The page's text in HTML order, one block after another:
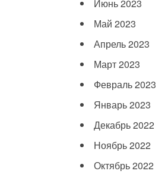
Июнь 2023
Май 2023
Апрель 2023
Март 2023
Февраль 2023
Январь 2023
Декабрь 2022
Ноябрь 2022
Октябрь 2022